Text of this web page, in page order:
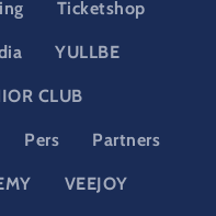
Ticketshop
YULLBE
CLUB
Pers Partners
VEEJOY